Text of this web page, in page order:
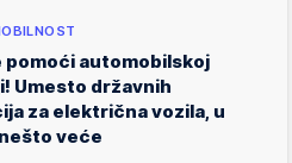
pomoći automobilskoj
Umesto državnih
za električna vozila, u
veće